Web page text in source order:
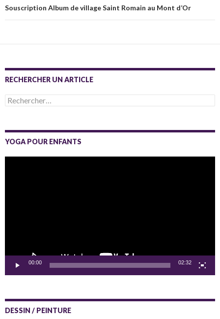
Souscription Album de village Saint Romain au Mont d’Or
RECHERCHER UN ARTICLE
Rechercher :
YOGA POUR ENFANTS
00:00 02:32
DESSIN / PEINTURE